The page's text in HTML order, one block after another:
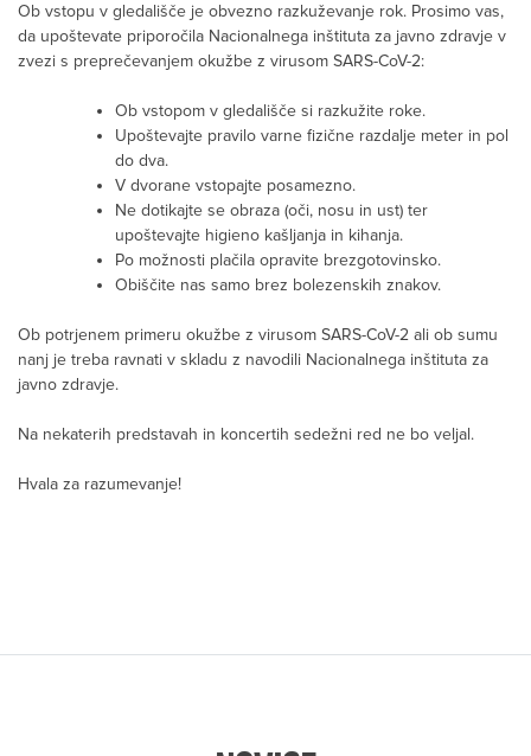
Ob vstopu v gledališče je obvezno razkuževanje rok. Prosimo vas,
da upoštevate priporočila Nacionalnega inštituta za javno zdravje v
zvezi s preprečevanjem okužbe z virusom SARS-CoV-2:
Ob vstopom v gledališče si razkužite roke.
Upoštevajte pravilo varne fizične razdalje meter in pol
do dva.
V dvorane vstopajte posamezno.
Ne dotikajte se obraza (oči, nosu in ust) ter
upoštevajte higieno kašljanja in kihanja.
Po možnosti plačila opravite brezgotovinsko.
Obiščite nas samo brez bolezenskih znakov.
Ob potrjenem primeru okužbe z virusom SARS-CoV-2 ali ob sumu
nanj je treba ravnati v skladu z navodili Nacionalnega inštituta za
javno zdravje.
Na nekaterih predstavah in koncertih sedežni red ne bo veljal.
Hvala za razumevanje!